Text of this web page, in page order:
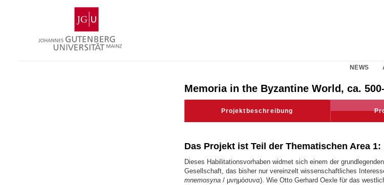
Gutenberg
University
Mainz
NEWS
Memoria in the Byzantine World, ca.
Projektbeschreibung
Das Projekt ist Teil derThematischen Area 1:
Dieses Habilitationsvorhaben widmet sich einem der
Gesellschaft, das bisher nur vereinzelt wissenschaftliches
mnemosyna/ μνημόσυνα). Wie Otto Gerhard Oexle für das